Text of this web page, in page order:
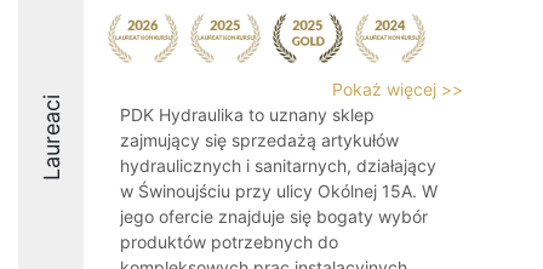
Laureaci
Pokaż więcej >>
PDK Hydraulika to uznany sklep
zajmujący się sprzedażą artykułów
hydraulicznych i sanitarnych, działający
w Świnoujściu przy ulicy Okólnej 15A. W
jego ofercie znajduje się bogaty wybór
produktów potrzebnych do